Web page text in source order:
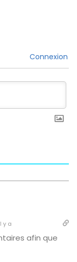
Connexion
y a
afin que